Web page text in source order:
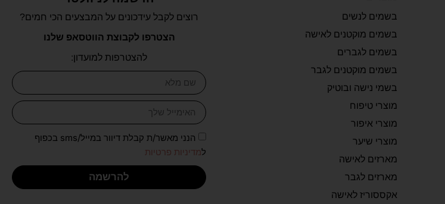
בשמים לנשים
בשמים מוקטנים לאישה
בשמים לגברים
בשמים מוקטנים לגבר
בשמי נישה ובוטיק
מוצרי טיפוח
מוצרי איפור
מוצרי שיער
מארזים לאישה
מארזים לגבר
אקססוריז לאישה
רוצים לקבל עידכונים על המבצעים הכי חמים?
הצטרפו לקבוצת הווטסאפ שלנו
להצטרפות למועדון:
הנני מאשר/ת קבלת דיוור במייל/sms בכפוף
למדיניות פרטיות
להרשמה